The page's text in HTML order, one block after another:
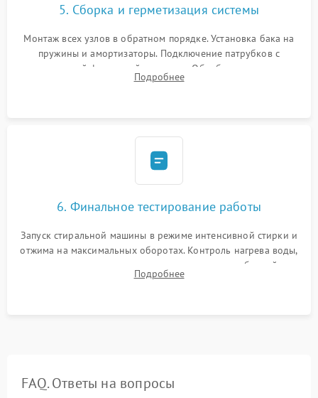
5. Сборка и герметизация системы
Монтаж всех узлов в обратном порядке. Установка бака на
пружины и амортизаторы. Подключение патрубков с
надежной фиксацией хомутами. Обработка стыков
герметиком для предотвращения возможных протечек воды.
Подробнее
6. Финальное тестирование работы
Запуск стиральной машины в режиме интенсивной стирки и
отжима на максимальных оборотах. Контроль нагрева воды,
корректности слива, отсутствия излишних вибраций,
посторонних стуков и протечек под корпусом.
Подробнее
FAQ. Ответы на вопросы